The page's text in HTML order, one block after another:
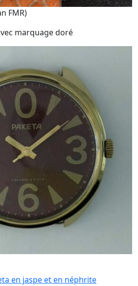
FMR)
marquage doré
en jaspe et en néphrite